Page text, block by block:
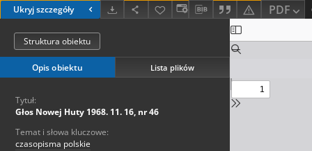
Ukryj szczegóły PDF
Struktura obiektu
Opis obiektu Lista plików
Tytuł:
Głos Nowej Huty 1968. 11. 16, nr 46
Temat i słowa kluczowe:
czasopisma polskie